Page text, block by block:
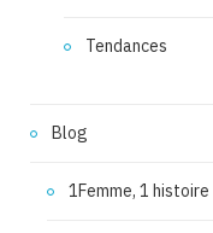
Tendances
Blog
1Femme, 1 histoire